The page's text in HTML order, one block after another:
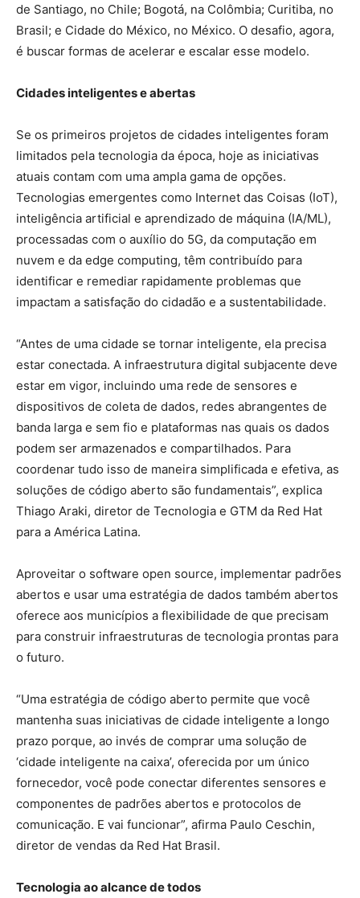
de Santiago, no Chile; Bogotá, na Colômbia; Curitiba, no
Brasil; e Cidade do México, no México. O desafio, agora,
é buscar formas de acelerar e escalar esse modelo.
Cidades inteligentes e abertas
Se os primeiros projetos de cidades inteligentes foram
limitados pela tecnologia da época, hoje as iniciativas
atuais contam com uma ampla gama de opções.
Tecnologias emergentes como Internet das Coisas (IoT),
inteligência artificial e aprendizado de máquina (IA/ML),
processadas com o auxílio do 5G, da computação em
nuvem e da edge computing, têm contribuído para
identificar e remediar rapidamente problemas que
impactam a satisfação do cidadão e a sustentabilidade.
“Antes de uma cidade se tornar inteligente, ela precisa
estar conectada. A infraestrutura digital subjacente deve
estar em vigor, incluindo uma rede de sensores e
dispositivos de coleta de dados, redes abrangentes de
banda larga e sem fio e plataformas nas quais os dados
podem ser armazenados e compartilhados. Para
coordenar tudo isso de maneira simplificada e efetiva, as
soluções de código aberto são fundamentais”, explica
Thiago Araki, diretor de Tecnologia e GTM da Red Hat
para a América Latina.
Aproveitar o software open source, implementar padrões
abertos e usar uma estratégia de dados também abertos
oferece aos municípios a flexibilidade de que precisam
para construir infraestruturas de tecnologia prontas para
o futuro.
“Uma estratégia de código aberto permite que você
mantenha suas iniciativas de cidade inteligente a longo
prazo porque, ao invés de comprar uma solução de
‘cidade inteligente na caixa’, oferecida por um único
fornecedor, você pode conectar diferentes sensores e
componentes de padrões abertos e protocolos de
comunicação. E vai funcionar”, afirma Paulo Ceschin,
diretor de vendas da Red Hat Brasil.
Tecnologia ao alcance de todos